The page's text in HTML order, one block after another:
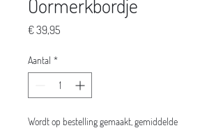
Oormerkbordje
€ 39,95Prijs
Aantal *
Wordt op bestelling gemaakt, gemiddelde